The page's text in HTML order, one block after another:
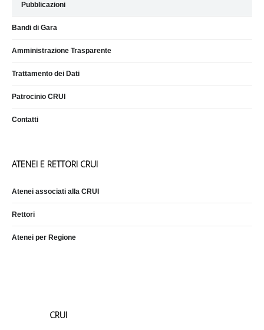
Pubblicazioni
Bandi di Gara
Amministrazione Trasparente
Trattamento dei Dati
Patrocinio CRUI
Contatti
ATENEI E RETTORI CRUI
Atenei associati alla CRUI
Rettori
Atenei per Regione
CRUI